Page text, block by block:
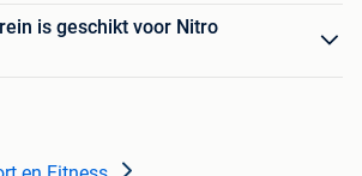
is geschikt voor Nitro